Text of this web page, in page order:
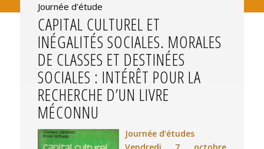
Journée d’étude
CAPITAL CULTUREL ET
INÉGALITÉS SOCIALES. MORALES
DE CLASSES ET DESTINÉES
SOCIALES : INTÉRÊT POUR LA
RECHERCHE D’UN LIVRE
MÉCONNU
Journée d’études
Vendredi 7 octobre